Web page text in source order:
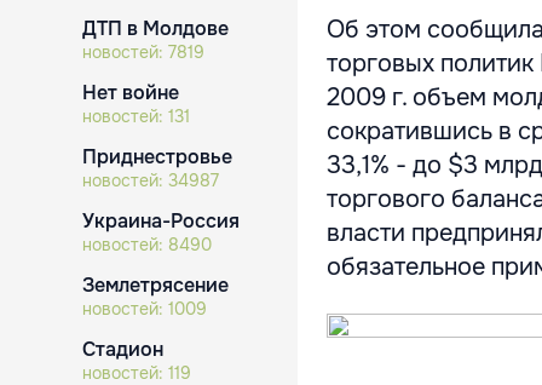
ДТП в Молдове
новостей: 7819
Нет войне
новостей: 131
Приднестровье
новостей: 34987
Украина-Россия
новостей: 8490
Землетрясение
новостей: 1009
Стадион
новостей: 119
Об этом
торговых
2009 г. объем
сократившись в
33,1% - до $3
торгового
власти
обязательное